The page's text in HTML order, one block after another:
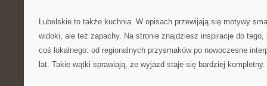
Lubelskie to także kuchnia. W opisach przewijają się motywy
widoki, ale też zapachy. Na stronie znajdziesz inspiracje do tego,
coś lokalnego: od regionalnych przysmaków po nowoczesne
lat. Takie wątki sprawiają, że wyjazd staje się bardziej kompletny.